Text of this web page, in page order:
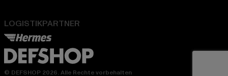
LOGISTIKPARTNER
© DEFSHOP 2026. Alle Rechte vorbehalten